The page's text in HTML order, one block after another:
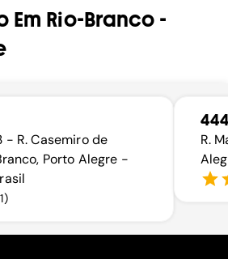
Em Rio-Branco-
- R. Casemiro de
Porto Alegre -
1)
R.